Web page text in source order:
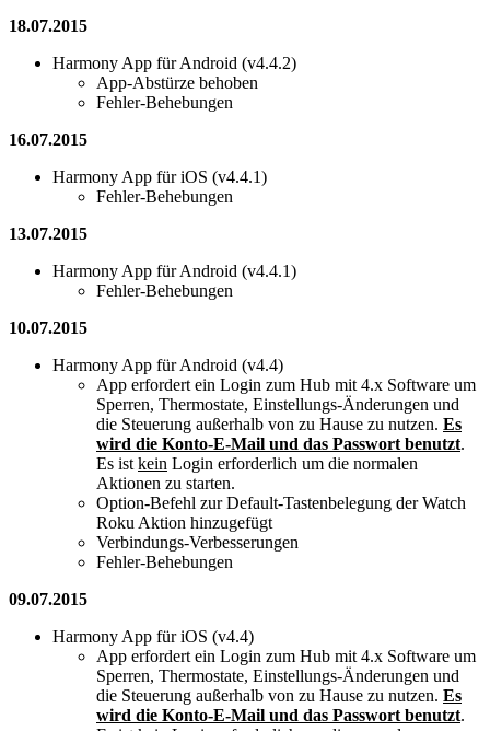
18.07.2015
Harmony App für Android (v4.4.2)
App-Abstürze behoben
Fehler-Behebungen
16.07.2015
Harmony App für iOS (v4.4.1)
Fehler-Behebungen
13.07.2015
Harmony App für Android (v4.4.1)
Fehler-Behebungen
10.07.2015
Harmony App für Android (v4.4)
App erfordert ein Login zum Hub mit 4.x Software um
Sperren, Thermostate, Einstellungs-Änderungen und
die Steuerung außerhalb von zu Hause zu nutzen. Es
wird die Konto-E-Mail und das Passwort benutzt.
Es istkein Login erforderlich um die normalen
Aktionen zu starten.
Option-Befehl zur Default-Tastenbelegung der Watch
Roku Aktion hinzugefügt
Verbindungs-Verbesserungen
Fehler-Behebungen
09.07.2015
Harmony App für iOS (v4.4)
App erfordert ein Login zum Hub mit 4.x Software um
Sperren, Thermostate, Einstellungs-Änderungen und
die Steuerung außerhalb von zu Hause zu nutzen. Es
wird die Konto-E-Mail und das Passwort benutzt.